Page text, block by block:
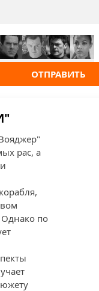
ОТПРАВИТЬ
рас, а
Однако по